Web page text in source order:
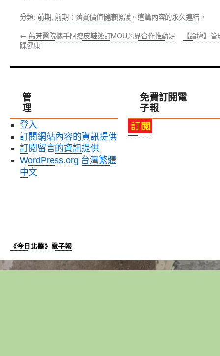
分類: 前期, 前期：落實價值健康照護 。這篇內容的永久連結 。
← 萬芳醫院攜手阿瘦皮鞋簽訂MOU跨界合作推動足
踝健康
【論壇】
管
理
登入
訂閱網站內容的資訊提供
訂閱留言的資訊提供
WordPress.org 台灣繁體
中文
免費訂閱電
子報
《今日北醫》電子報